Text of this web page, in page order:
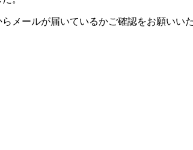
メールが届いているかご確認をお願いいた